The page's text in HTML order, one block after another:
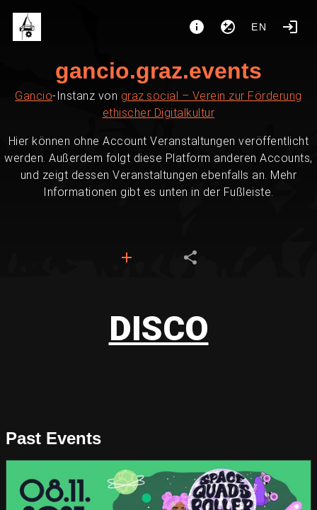
EN
gancio.graz.events
Gancio-Instanz von graz.social – Verein zur Förderung
ethischer Digitalkultur
Hier können ohne Account Veranstaltungen veröffentlicht
werden. Außerdem folgt diese Platform anderen Accounts,
und zeigt dessen Veranstaltungen ebenfalls an. Mehr
Informationen gibt es unten in der Fußleiste.
DISCO
Past Events